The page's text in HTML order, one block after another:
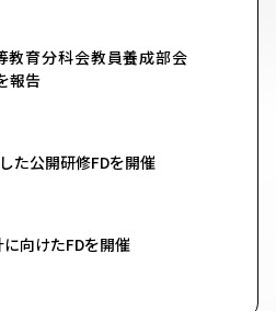
教育分科会教員養成部会
報告
た公開研修FDを開催
向けたFDを開催